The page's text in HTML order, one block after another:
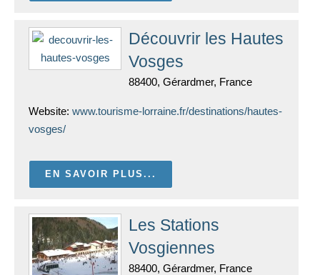
Découvrir les Hautes
Vosges
88400, Gérardmer, France
Website: www.tourisme-lorraine.fr/destinations/hautes-
vosges/
EN SAVOIR PLUS...
Les Stations
Vosgiennes
88400, Gérardmer, France